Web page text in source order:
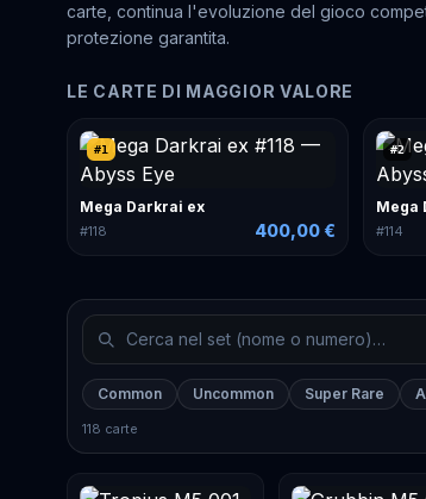
carte, continua l'evoluzione del gioco
protezione garantita.
LE CARTE DI MAGGIOR VALORE
#1
Mega Darkrai ex
#118 400,00 €
#2
Mega
#114
Common Uncommon Super Rare
118 carte